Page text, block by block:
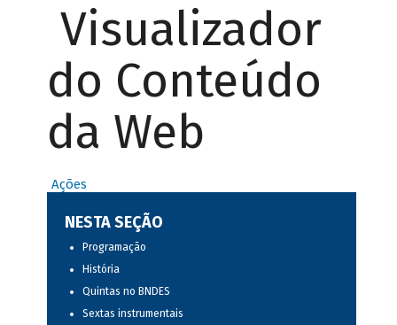
Visualizador
do Conteúdo
da Web
Ações
NESTA SEÇÃO
Programação
História
Quintas no BNDES
Sextas instrumentais